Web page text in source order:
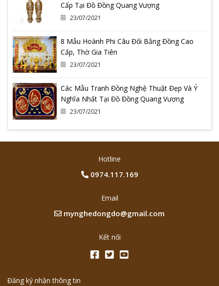
Cấp Tại Đồ Đồng Quang Vượng
23/07/2021
8 Mẫu Hoành Phi Câu Đối Bằng Đồng Cao
Cấp, Thờ Gia Tiên
23/07/2021
Các Mẫu Tranh Đồng Nghệ Thuật Đẹp Và Ý
Nghĩa Nhất Tại Đồ Đồng Quang Vượng
23/07/2021
Hotline
0974.117.169
Email
mynghedongdo@gmail.com
Kết nối
Đăng ký nhận thông tin